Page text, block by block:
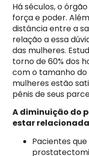
Há séculos, o
força e poder.
distância entre a
relação a essa
das mulheres.
torno de 60% dos
com o tamanho do
mulheres estão
pênis de seus
A diminuição do
estar
Pacientes